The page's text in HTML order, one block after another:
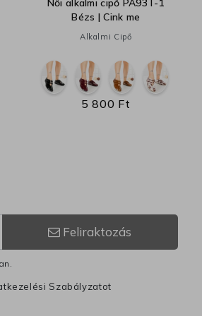
Női alkalmi cipő PA93T-1
Bézs | Cink me
Alkalmi Cipő
5 800 Ft
Feliraktozás
Szabályzatot